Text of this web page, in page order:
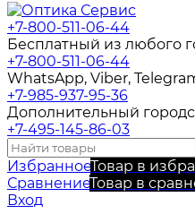
+7-800-511-06-44
Бесплатный из любого
+7-800-511-06-44
WhatsApp, Viber,
+7-985-937-95-36
Дополнительный
+7-495-145-86-03
ИзбранноеТовар в
СравнениеТовар в
Вход